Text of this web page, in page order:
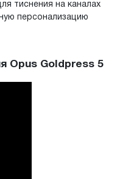
тиснения на каналах
персонализацию
Opus Goldpress 5